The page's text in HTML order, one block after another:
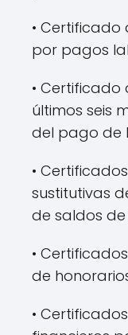
• Certificado
por pagos
•
últimos seis
del pago de
•
sustitutivas
de saldos
•
de
•